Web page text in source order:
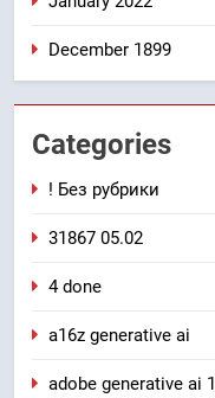
December 1899
Categories
! Без рубрики
31867 05.02
4 done
a16z generative ai
adobe generative ai 1